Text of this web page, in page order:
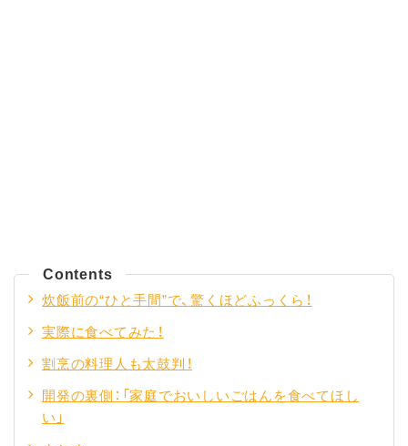
Contents
炊飯前の“ひと手間”で、驚くほどふっくら！
実際に食べてみた！
割烹の料理人も太鼓判！
開発の裏側：「家庭でおいしいごはんを食べてほし
い」